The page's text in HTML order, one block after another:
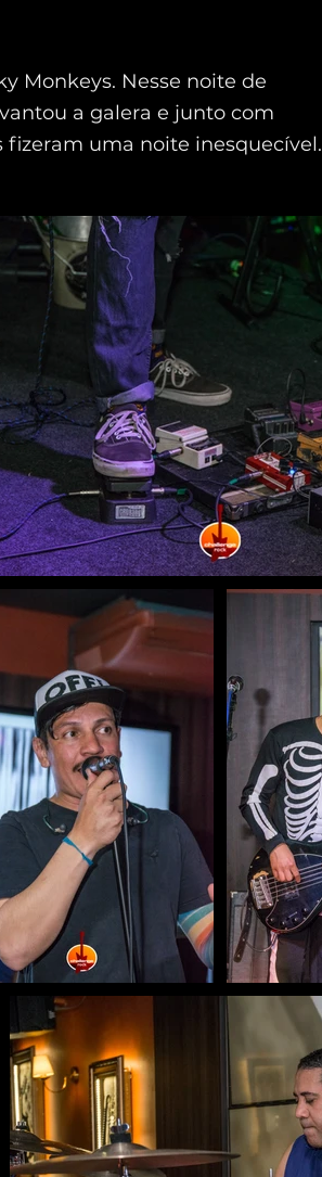
Monkeys. Nesse noite de
a galera e junto com
fizeram uma noite inesquecível.